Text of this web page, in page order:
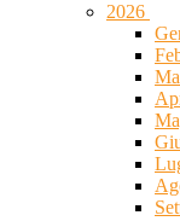
2026